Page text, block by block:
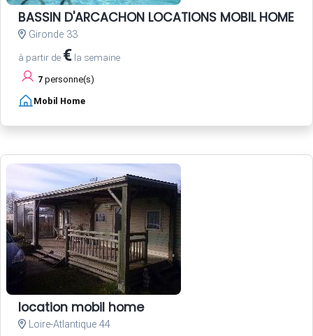
BASSIN D'ARCACHON LOCATIONS MOBIL HOMES
Gironde 33
à partir de € la semaine
7 personne(s)
Mobil Home
location mobil home
Loire-Atlantique 44